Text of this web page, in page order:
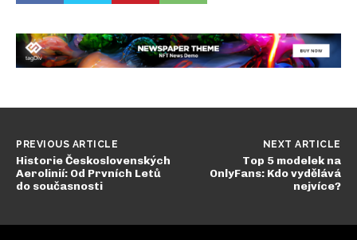
PREVIOUS ARTICLE
Historie Československých
Aerolinií: Od Prvních Letů
do současnosti
NEXT ARTICLE
Top 5 modelek na
OnlyFans: Kdo vydělává
nejvíce?